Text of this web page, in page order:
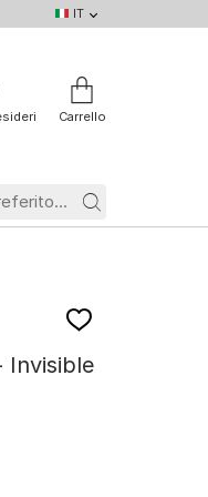
IT
DE
IT
BE
FR
Carrello
Invisible